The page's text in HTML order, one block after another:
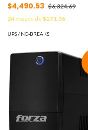
$4,490.53 $6,324.69
24meses de$271.36
UPS / NO-BREAKS